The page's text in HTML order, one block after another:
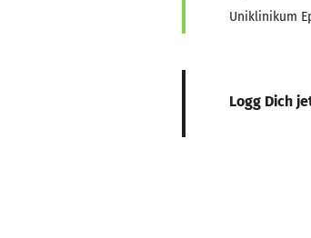
Uniklinikum
Logg Dich